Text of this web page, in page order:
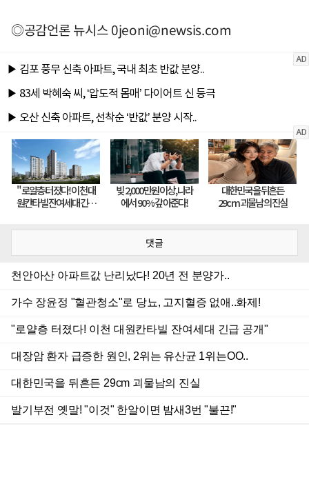
◎공감언론 뉴시스0jeoni@newsis.com
댓글